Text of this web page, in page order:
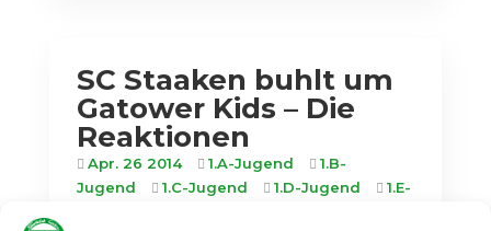
SC Staaken buhlt um
Gatower Kids – Die
Reaktionen
Apr. 26 2014 1.A-Jugend
1.B-
Jugend
1.C-Jugend 1.D-Jugend
1.E-